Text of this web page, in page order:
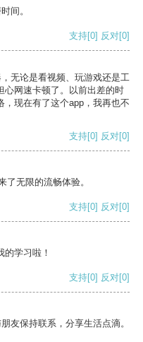
间。
支持[0] 反对[0]
无论是看视频、玩游戏还是工
心网速卡顿了。以前出差的时
现在有了这个app，我再也不
支持[0] 反对[0]
无限的流畅体验。
支持[0] 反对[0]
学习啦！
支持[0] 反对[0]
友保持联系，分享生活点滴。